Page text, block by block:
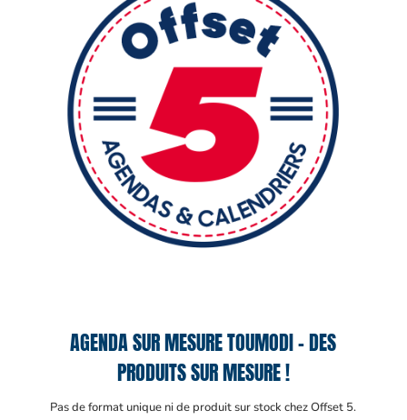
AGENDA SUR MESURE TOUMODI – DES
PRODUITS SUR MESURE !
Pas de format unique ni de produit sur stock chez Offset 5.